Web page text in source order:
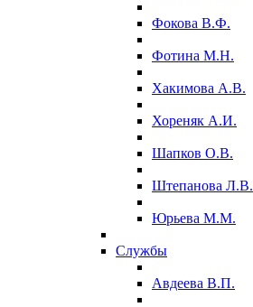
Фокова В.Ф.
Фотина М.Н.
Хакимова А.В.
Хореняк А.И.
Шапков О.В.
Штепанова Л.В.
Юрьева М.М.
Службы
Авдеева В.П.